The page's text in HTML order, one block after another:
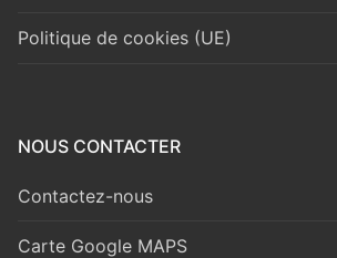
Politique de cookies (UE)
NOUS CONTACTER
Contactez-nous
Carte Google MAPS